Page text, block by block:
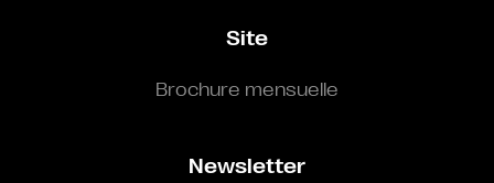
Site
Brochure mensuelle
Newsletter